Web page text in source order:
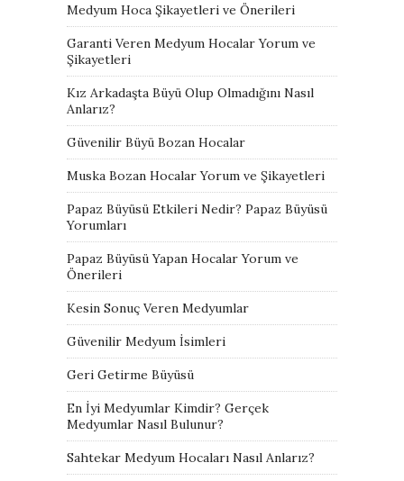
Medyum Hoca Şikayetleri ve Önerileri
Garanti Veren Medyum Hocalar Yorum ve
Şikayetleri
Kız Arkadaşta Büyü Olup Olmadığını Nasıl
Anlarız?
Güvenilir Büyü Bozan Hocalar
Muska Bozan Hocalar Yorum ve Şikayetleri
Papaz Büyüsü Etkileri Nedir? Papaz Büyüsü
Yorumları
Papaz Büyüsü Yapan Hocalar Yorum ve
Önerileri
Kesin Sonuç Veren Medyumlar
Güvenilir Medyum İsimleri
Geri Getirme Büyüsü
En İyi Medyumlar Kimdir? Gerçek
Medyumlar Nasıl Bulunur?
Sahtekar Medyum Hocaları Nasıl Anlarız?